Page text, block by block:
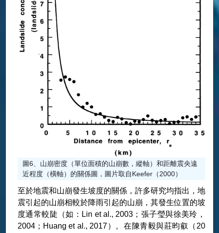
圖6、山崩密度（單位面積的山崩數，縱軸）和距離震央遠
近程度（橫軸）的關係圖，圖片取自Keefer（2000）
至於地震和山崩發生坡度的關係，許多研究均指出，地
震引起的山崩相較於降雨引起的山崩，其發生位置的坡
度通常較陡（如：Lin et al., 2003；張子瑩與徐美玲，
2004；Huang et al., 2017）。在陳青毅與莊昀叡（20